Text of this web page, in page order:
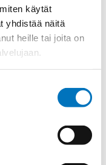
käytät
yhdistää näitä
heille tai joita on
'-35°C to +150°C
FKM
IP 68 – 10 bar;IP 69 K
cUL;NEMA;DNV-GL;UL